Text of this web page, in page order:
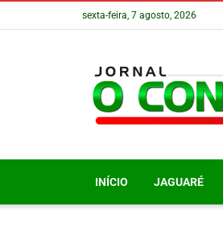
sexta-feira, 7 agosto, 2026
INÍCIO JAGUARÉ